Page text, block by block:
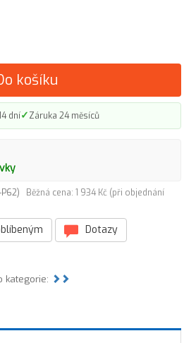
košíku
dní✓Záruka 24 měsíců
P62)
Běžná cena: 1 934 Kč (při objednání
Dotazy
kategorie: